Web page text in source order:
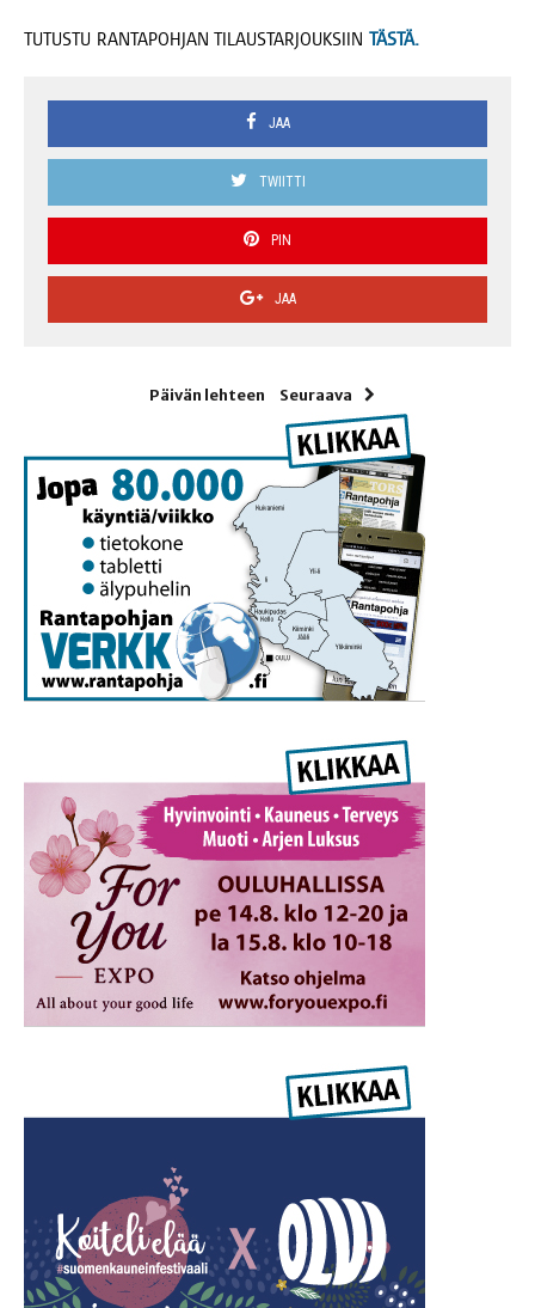
TUTUSTU RANTAPOHJAN TILAUSTARJOUKSIIN TÄSTÄ.
JAA
TWIITTI
PIN
JAA
Päivän lehteen Seuraava